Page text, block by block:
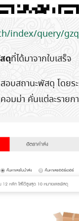
index/query/
ดุที่ได้มาจากใบเสร็จ
อบสถานะพัสดุ โดยร
อมม่า คั่นแต่ละรายกา